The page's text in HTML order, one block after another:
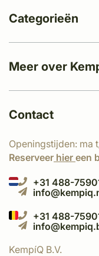
Meer over
Categorieën
Contact
Openingstijden: ma
Reserveer hier een
+31 488-
+31 488-
KempíQ B.V.